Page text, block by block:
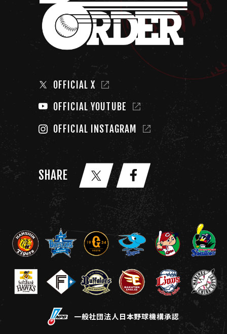
OFFICIAL X
OFFICIAL YOUTUBE
OFFICIAL INSTAGRAM
SHARE
一般社団法人日本野球機構承認